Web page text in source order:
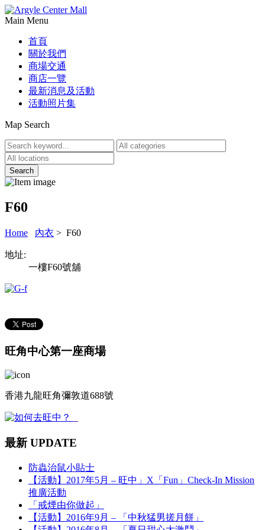
Main Menu
首頁
關於我們
商場交通
商店一覽
最新消息及活動
活動照片集
Map Search
F60
Home 內衣 > F60
地址:
一樓F60號舖
旺角中心第一座商場
香港九龍旺角彌敦道688號
最新 UPDATE
防蟲治鼠小貼士
【活動】2017年5月 – 旺中」X「Fun」Check-In Mission
推廣活動
「戒煙由你做起」
【活動】2016年9月 – 「中秋猛男搓月餅」